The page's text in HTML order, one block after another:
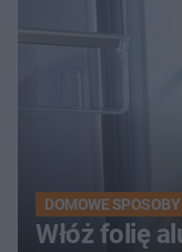
DOMOWE SPOSOBY
Włóż folię